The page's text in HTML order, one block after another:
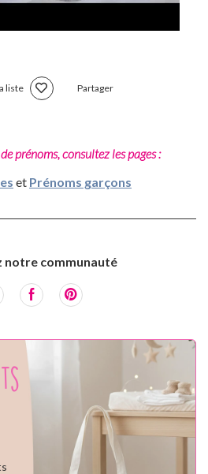
liste Partager
prénoms, consultez les pages :
et Prénoms garçons
notre communauté